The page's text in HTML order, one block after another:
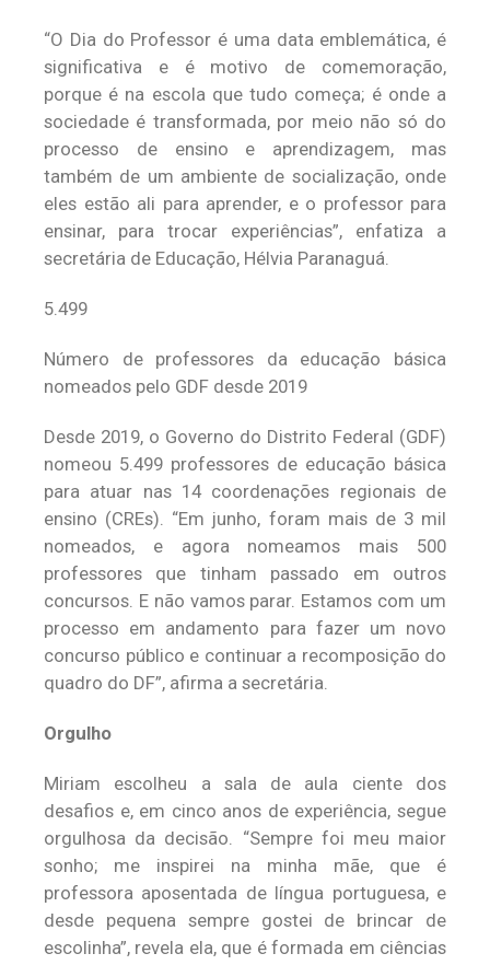
“O Dia do Professor é uma data emblemática, é
significativa e é motivo de comemoração,
porque é na escola que tudo começa; é onde a
sociedade é transformada, por meio não só do
processo de ensino e aprendizagem, mas
também de um ambiente de socialização, onde
eles estão ali para aprender, e o professor para
ensinar, para trocar experiências”, enfatiza a
secretária de Educação, Hélvia Paranaguá.
5.499
Número de professores da educação básica
nomeados pelo GDF desde 2019
Desde 2019, o Governo do Distrito Federal (GDF)
nomeou 5.499 professores de educação básica
para atuar nas 14 coordenações regionais de
ensino (CREs). “Em junho, foram mais de 3 mil
nomeados, e agora nomeamos mais 500
professores que tinham passado em outros
concursos. E não vamos parar. Estamos com um
processo em andamento para fazer um novo
concurso público e continuar a recomposição do
quadro do DF”, afirma a secretária.
Orgulho
Miriam escolheu a sala de aula ciente dos
desafios e, em cinco anos de experiência, segue
orgulhosa da decisão. “Sempre foi meu maior
sonho; me inspirei na minha mãe, que é
professora aposentada de língua portuguesa, e
desde pequena sempre gostei de brincar de
escolinha”, revela ela, que é formada em ciências